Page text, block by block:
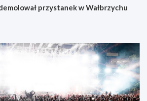
przystanek w Wałbrzychu